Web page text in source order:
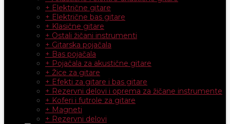
+ Električne gitare
+ Električne bas gitare
+ Klasične gitare
+ Ostali žičani instrumenti
+ Gitarska pojačala
+ Bas pojačala
+ Pojačala za akustične gitare
+ Žice za gitare
+ Efekti za gitare i bas gitare
+ Rezervni delovi i oprema za žičane instrumente
+ Koferi i futrole za gitare
+ Magneti
+ Rezervni delovi